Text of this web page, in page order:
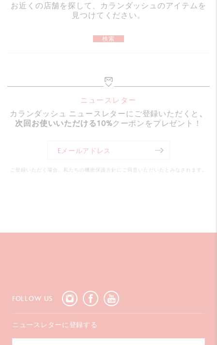
お近くの店舗を探して、カランダッシュのアイテムを
見つけてください。
検索
ニュースレター
カランダッシュ ニュースレターにご登録いただくと 、
次回お使いいただける10%クーポンをプレゼント！
ご登録いただく場合、私たちの機密保護方針にご同意いただいたとみなされます。
FOLLOW US
ニュースレターに登録する